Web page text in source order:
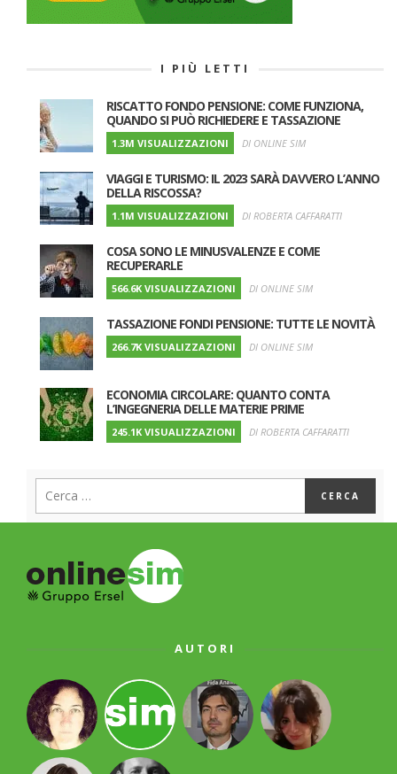
I PIÙ LETTI
RISCATTO FONDO PENSIONE: COME FUNZIONA,
QUANDO SI PUÒ RICHIEDERE E TASSAZIONE
1.3M VISUALIZZAZIONI DI ONLINE SIM
VIAGGI E TURISMO: IL 2023 SARÀ DAVVERO L’ANNO
DELLA RISCOSSA?
1.1M VISUALIZZAZIONI DI ROBERTA CAFFARATTI
COSA SONO LE MINUSVALENZE E COME
RECUPERARLE
566.6K VISUALIZZAZIONI DI ONLINE SIM
TASSAZIONE FONDI PENSIONE: TUTTE LE NOVITÀ
266.7K VISUALIZZAZIONI DI ONLINE SIM
ECONOMIA CIRCOLARE: QUANTO CONTA
L’INGEGNERIA DELLE MATERIE PRIME
245.1K VISUALIZZAZIONI DI ROBERTA CAFFARATTI
AUTORI